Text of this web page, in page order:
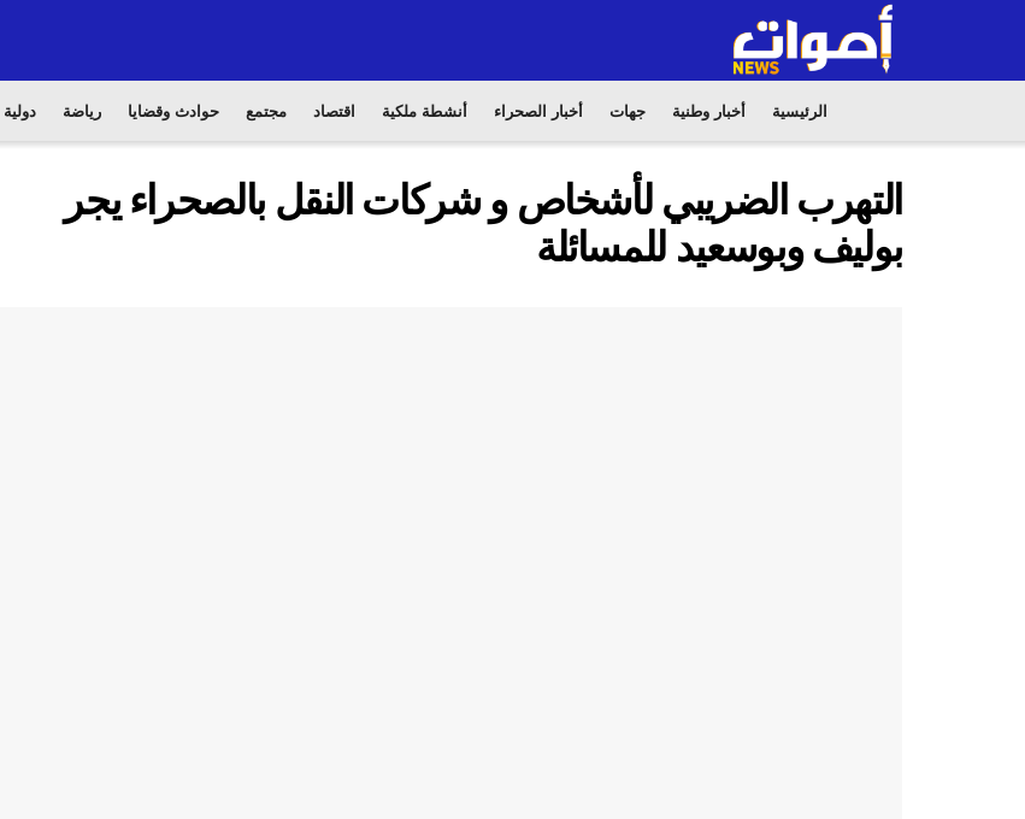
الرئيسية أخبار وطنية جهات أخبار الصحراء أنشطة ملكية اقتصاد مجتمع حوادث وقضايا رياضة دولية
التهرب الضريبي لأشخاص و شركات النقل بالصحراء يجر
بوليف وبوسعيد للمسائلة